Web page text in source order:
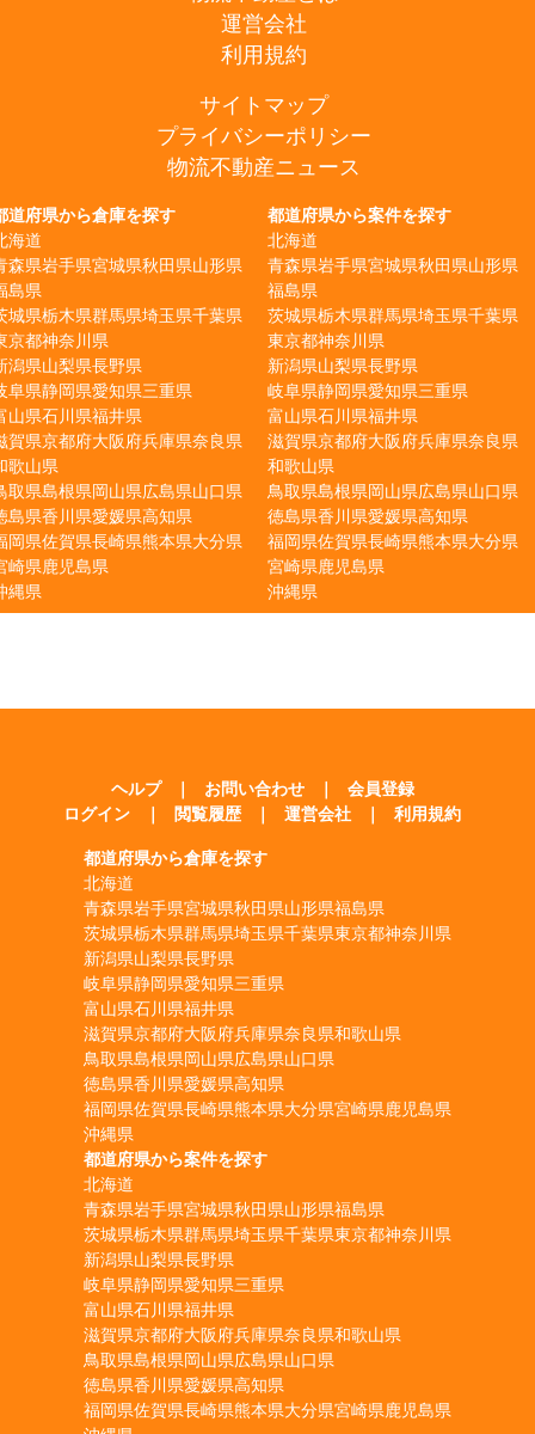
運営会社
利用規約
サイトマップ
プライバシーポリシー
物流不動産ニュース
道府県から倉庫を探す
海道
森県岩手県宮城県秋田県山形県
島県
城県栃木県群馬県埼玉県千葉県
京都神奈川県
潟県山梨県長野県
阜県静岡県愛知県三重県
山県石川県福井県
賀県京都府大阪府兵庫県奈良県
歌山県
取県島根県岡山県広島県山口県
島県香川県愛媛県高知県
岡県佐賀県長崎県熊本県大分県
崎県鹿児島県
縄県
都道府県から案件を探す
北海道
青森県岩手県宮城県秋田県山形県
福島県
茨城県栃木県群馬県埼玉県千葉県
東京都神奈川県
新潟県山梨県長野県
岐阜県静岡県愛知県三重県
富山県石川県福井県
滋賀県京都府大阪府兵庫県奈良県
和歌山県
鳥取県島根県岡山県広島県山口県
徳島県香川県愛媛県高知県
福岡県佐賀県長崎県熊本県大分県
宮崎県鹿児島県
沖縄県
ヘルプ ｜ お問い合わせ ｜
会員登録
ログイン
｜ 閲覧履歴 ｜ 運営会社 ｜ 利用規約
都道府県から倉庫を探す
北海道
青森県岩手県宮城県秋田県山形県福島県
茨城県栃木県群馬県埼玉県千葉県東京都神奈川県
新潟県山梨県長野県
岐阜県静岡県愛知県三重県
富山県石川県福井県
滋賀県京都府大阪府兵庫県奈良県和歌山県
鳥取県島根県岡山県広島県山口県
徳島県香川県愛媛県高知県
福岡県佐賀県長崎県熊本県大分県宮崎県鹿児島県
沖縄県
都道府県から案件を探す
北海道
青森県岩手県宮城県秋田県山形県福島県
茨城県栃木県群馬県埼玉県千葉県東京都神奈川県
新潟県山梨県長野県
岐阜県静岡県愛知県三重県
富山県石川県福井県
滋賀県京都府大阪府兵庫県奈良県和歌山県
鳥取県島根県岡山県広島県山口県
徳島県香川県愛媛県高知県
福岡県佐賀県長崎県熊本県大分県宮崎県鹿児島県